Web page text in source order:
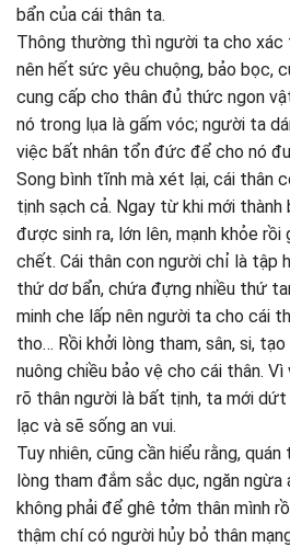
bẩn của cái thân ta.
Thông thường thì người ta cho xác
nên hết sức yêu chuộng, bảo bọc,
cung cấp cho thân đủ thức ngon
nó trong lụa là gấm vóc; người ta
việc bất nhân tổn đức để cho nó
Song bình tĩnh mà xét lại, cái thân
tịnh sạch cả. Ngay từ khi mới thành
được sinh ra, lớn lên, mạnh khỏe rồi
chết. Cái thân con người chỉ là tập
thứ dơ bẩn, chứa đựng nhiều thứ
minh che lấp nên người ta cho cái
tho… Rồi khởi lòng tham, sân, si,
nuông chiều bảo vệ cho cái thân.
rõ thân người là bất tịnh, ta mới
lạc và sẽ sống an vui.
Tuy nhiên, cũng cần hiểu rằng,
lòng tham đắm sắc dục, ngăn
không phải để ghê tởm thân mình
thậm chí có người hủy bỏ thân